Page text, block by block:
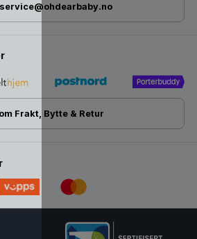
Frakt, Bytte & Retur